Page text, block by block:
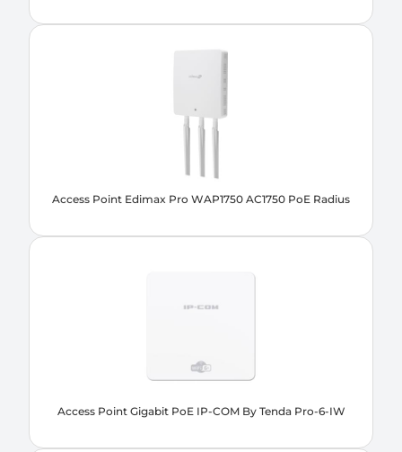
Access Point Edimax Pro WAP1750 AC1750 PoE Radius
Access Point Gigabit PoE IP-COM By Tenda Pro-6-IW